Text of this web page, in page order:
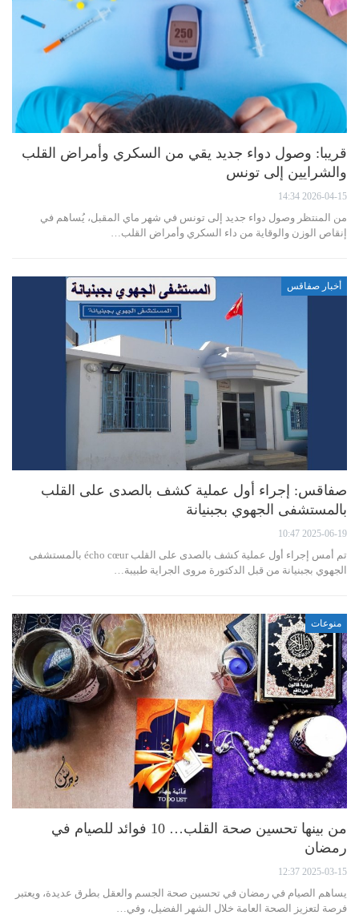
قريبا: وصول دواء جديد يقي من السكري وأمراض القلب
والشرايين إلى تونس
2026-04-15 14:34
من المنتظر وصول دواء جديد إلى تونس في شهر ماي المقبل، يُساهم في
إنقاص الوزن والوقاية من داء السكري وأمراض القلب…
أخبار صفاقس
صفاقس: إجراء أول عملية كشف بالصدى على القلب
بالمستشفى الجهوي بجبنيانة
2025-06-19 10:47
تم أمس إجراء أول عملية كشف بالصدى على القلب écho cœur بالمستشفى
الجهوي بجبنيانة من قبل الدكتورة مروى الجراية طبيبة…
منوعات
من بينها تحسين صحة القلب… 10 فوائد للصيام في
رمضان
2025-03-15 12:37
يساهم الصيام في رمضان في تحسين صحة الجسم والعقل بطرق عديدة، ويعتبر
فرصة لتعزيز الصحة العامة خلال الشهر الفضيل، وفي…